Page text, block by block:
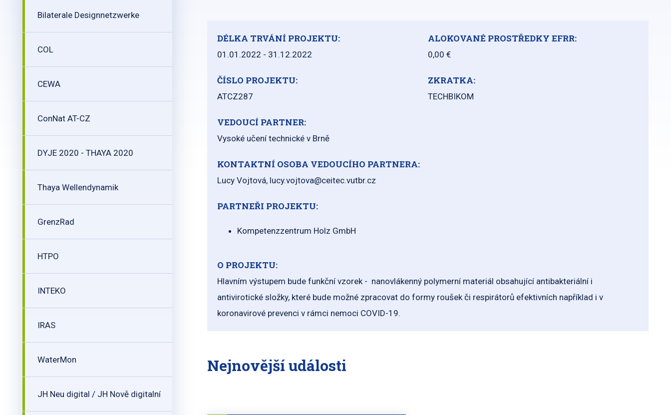
Bilaterale Designnetzwerke
COL
CEWA
ConNat AT-CZ
DYJE 2020 - THAYA 2020
Thaya Wellendynamik
GrenzRad
HTPO
INTEKO
IRAS
WaterMon
JH Neu digital / JH Nově digitalní
DÉLKA TRVÁNÍ PROJEKTU:
01.01.2022 - 31.12.2022
ALOKOVANÉ PROSTŘEDKY EFRR:
0,00 €
ČÍSLO PROJEKTU:
ATCZ287
ZKRATKA:
TECHBIKOM
VEDOUCÍ PARTNER:
Vysoké učení technické v Brně
KONTAKTNÍ OSOBA VEDOUCÍHO PARTNERA:
Lucy Vojtová, lucy.vojtova@ceitec.vutbr.cz
PARTNEŘI PROJEKTU:
Kompetenzzentrum Holz GmbH
O PROJEKTU:
Hlavním výstupem bude funkční vzorek - nanovlákenný polymerní materiál obsahující antibakteriální i
antivirotické složky, které bude možné zpracovat do formy roušek či respirátorů efektivních například i v
koronavirové prevenci v rámci nemoci COVID-19.
Nejnovější události